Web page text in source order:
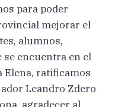
para poder
mejorar el
alumnos,
encuentra en el
Elena, ratificamos
Leandro Zdero